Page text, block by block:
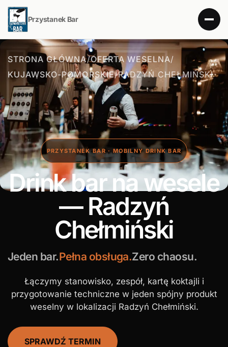
Przystanek Bar
STRONA GŁÓWNA/OFERTA WESELNA/
KUJAWSKO-POMORSKIE/RADZYŃ CHEŁMIŃSKI
PRZYSTANEK BAR · MOBILNY DRINK BAR
Drink bar na wesele
— Radzyń
Chełmiński
Jeden bar.Pełna obsługa.Zero chaosu.
Łączymy stanowisko, zespół, kartę koktajli i
przygotowanie techniczne w jeden spójny produkt
weselny w lokalizacji Radzyń Chełmiński.
SPRAWDŹ TERMIN